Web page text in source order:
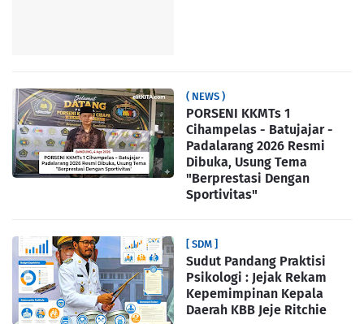
( NEWS )
PORSENI KKMTs 1
Cihampelas - Batujajar -
Padalarang 2026 Resmi
Dibuka, Usung Tema
"Berprestasi Dengan
Sportivitas"
[ SDM ]
Sudut Pandang Praktisi
Psikologi : Jejak Rekam
Kepemimpinan Kepala
Daerah KBB Jeje Ritchie